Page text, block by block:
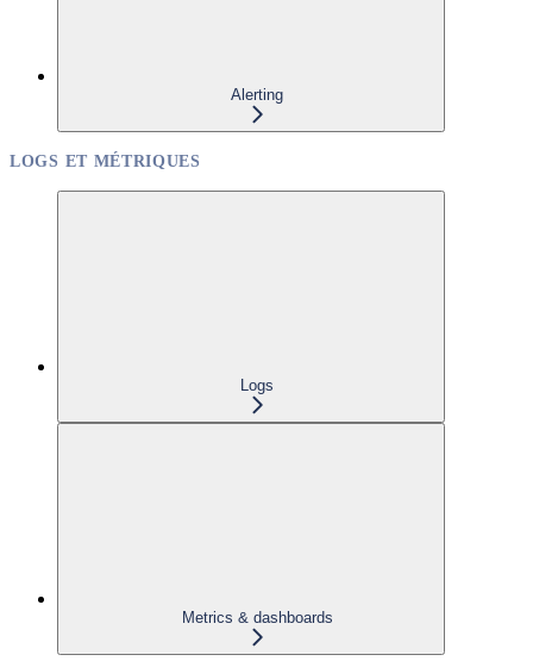
Alerting
LOGS ET MÉTRIQUES
Logs
Metrics & dashboards